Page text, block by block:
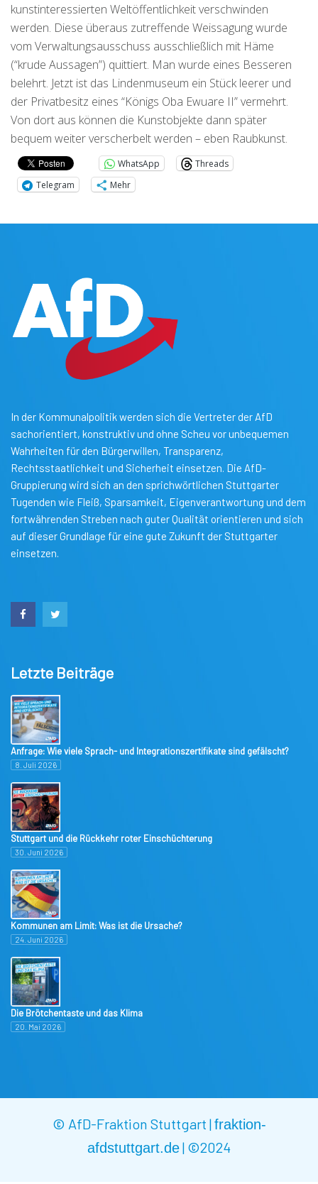
kunstinteressierten Weltöffentlichkeit verschwinden
werden. Diese überaus zutreffende Weissagung wurde
vom Verwaltungsausschuss ausschließlich mit Häme
(“krude Aussagen”) quittiert. Man wurde eines Besseren
belehrt. Jetzt ist das Lindenmuseum ein Stück leerer und
der Privatbesitz eines “Königs Oba Ewuare II” vermehrt.
Von dort aus können die Kunstobjekte dann später
bequem weiter verscherbelt werden – eben Raubkunst.
WhatsApp
Threads
Telegram
Mehr
In der Kommunalpolitik werden sich die Vertreter der AfD
sachorientiert, konstruktiv und ohne Scheu vor unbequemen
Wahrheiten für den Bürgerwillen, Transparenz,
Rechtsstaatlichkeit und Sicherheit einsetzen. Die AfD-
Gruppierung wird sich an den sprichwörtlichen Stuttgarter
Tugenden wie Fleiß, Sparsamkeit, Eigenverantwortung und dem
fortwährenden Streben nach guter Qualität orientieren und sich
auf dieser Grundlage für eine gute Zukunft der Stuttgarter
einsetzen.
Letzte Beiträge
Anfrage: Wie viele Sprach- und Integrationszertifikate sind gefälscht?
8. Juli 2026
Stuttgart und die Rückkehr roter Einschüchterung
30. Juni 2026
Kommunen am Limit: Was ist die Ursache?
24. Juni 2026
Die Brötchentaste und das Klima
20. Mai 2026
© AfD-Fraktion Stuttgart |fraktion-
afdstuttgart.de| ©2024